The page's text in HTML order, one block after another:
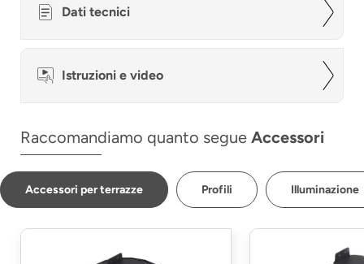
Dati tecnici
Istruzioni e video
Raccomandiamo quanto segue Accessori
Accessori per terrazze Profili Illuminazione